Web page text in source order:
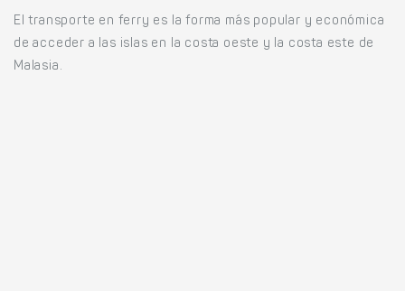
El transporte en ferry es la forma más popular y económica
de acceder a las islas en la costa oeste y la costa este de
Malasia.